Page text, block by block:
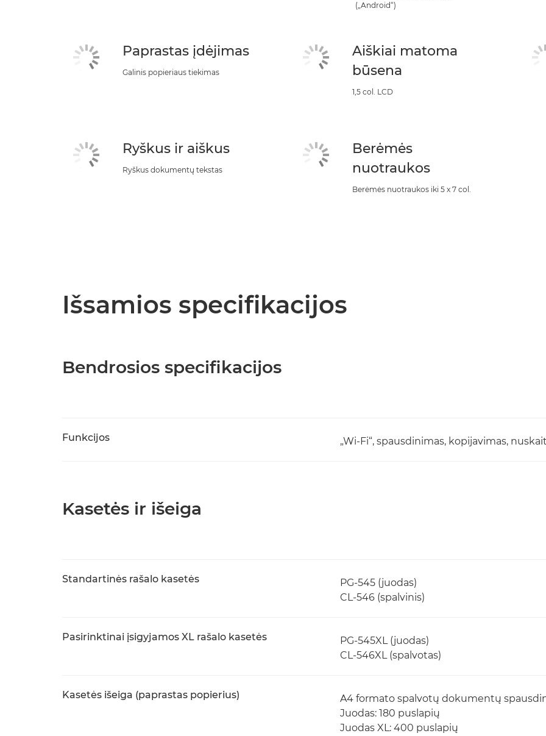
(„Android“)
Paprastas įdėjimas
Galinis popieriaus tiekimas
Aiškiai matoma
būsena
1,5 col. LCD
Ryškus ir aiškus
Ryškus dokumentų tekstas
Berėmės
nuotraukos
Berėmės nuotraukos iki 5 x 7 col.
Išsamios specifikacijos
Bendrosios specifikacijos
Funkcijos „Wi-Fi“, spausdinimas, kopijavimas,
Kasetės ir išeiga
Standartinės rašalo kasetės
PG-545 (juodas)
CL-546 (spalvinis)
Pasirinktinai įsigyjamos XL rašalo kasetės
PG-545XL (juodas)
CL-546XL (spalvotas)
Kasetės išeiga (paprastas popierius) A4 formato spalvotų dokumentų
Juodas: 180 puslapių
Juodas XL: 400 puslapių